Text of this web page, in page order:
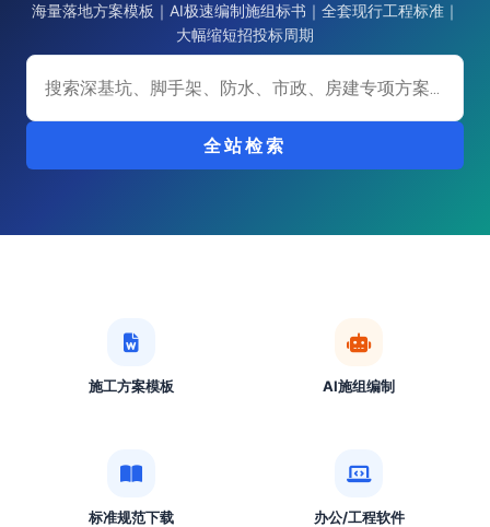
海量落地方案模板｜AI极速编制施组标书｜全套现行工程标准｜
大幅缩短招投标周期
全站检索
施工方案模板 AI施组编制
标准规范下载 办公/工程软件